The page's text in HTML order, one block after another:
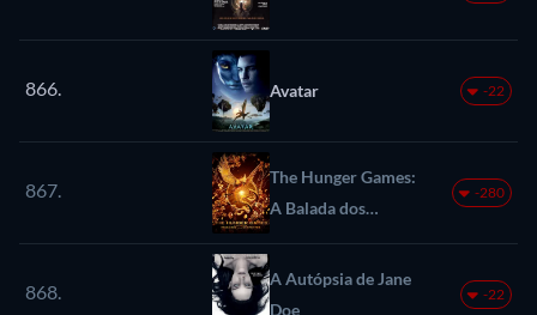
866. Avatar -22
867.
The Hunger Games:
A Balada dos
Pássaros e das
Serpentes
-280
868.
A Autópsia de Jane
Doe
-22